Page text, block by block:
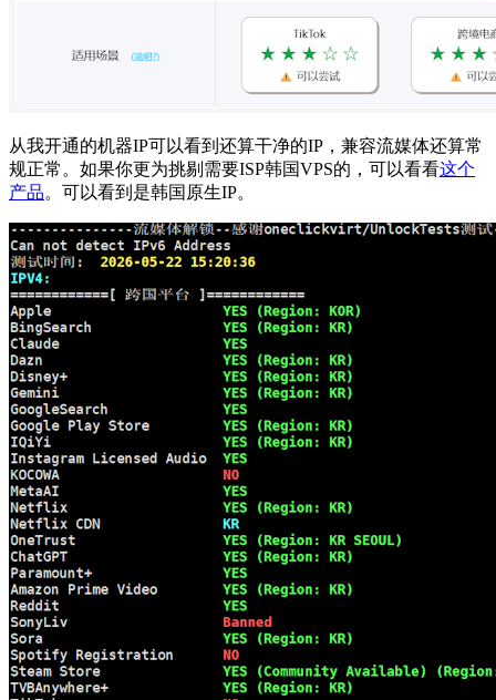
从我开通的机器IP可以看到还算干净的IP，兼容流媒体还算常
规正常。如果你更为挑剔需要ISP韩国VPS的，可以看看这个
产品。可以看到是韩国原生IP。